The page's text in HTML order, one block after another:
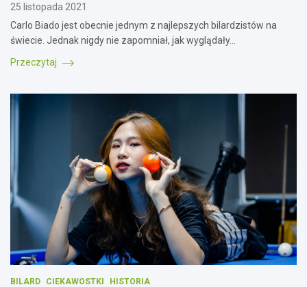
25 listopada 2021
Carlo Biado jest obecnie jednym z najlepszych bilardzistów na
świecie. Jednak nigdy nie zapomniał, jak wyglądały…
Przeczytaj
BILARD CIEKAWOSTKI HISTORIA